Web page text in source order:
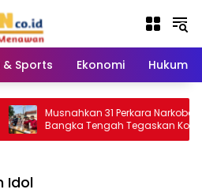
& Sports Ekonomi Hukum
Musnahkan 31 Perkara Narkoba,
Bangka Tengah Tegaskan
Berantas Kejahatan Hingga Tuntas
Idol